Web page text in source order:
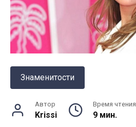
Знаменитости
Автор
Krissi
Время чтения
9 мин.